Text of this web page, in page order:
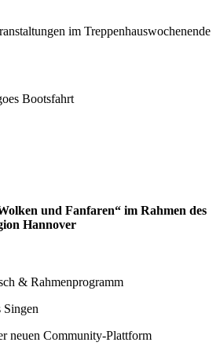
im Treppenhauswochenende
Bootsfahrt
und Fanfaren“ im Rahmen des
Hannover
& Rahmenprogramm
Singen
neuen Community-Plattform